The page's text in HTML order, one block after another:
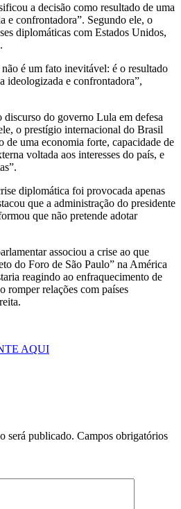
a decisão como resultado de uma
e confrontadora”. Segundo ele, o
diplomáticas com Estados Unidos,
é um fato inevitável: é o resultado
ideologizada e confrontadora”,
do governo Lula em defesa
o prestígio internacional do Brasil
de uma economia forte, capacidade de
voltada aos interesses do país, e
diplomática foi provocada apenas
que a administração do presidente
que não pretende adotar
associou a crise ao que
do Foro de São Paulo” na América
reagindo ao enfraquecimento de
romper relações com países
AQUI
será publicado. Campos obrigatórios